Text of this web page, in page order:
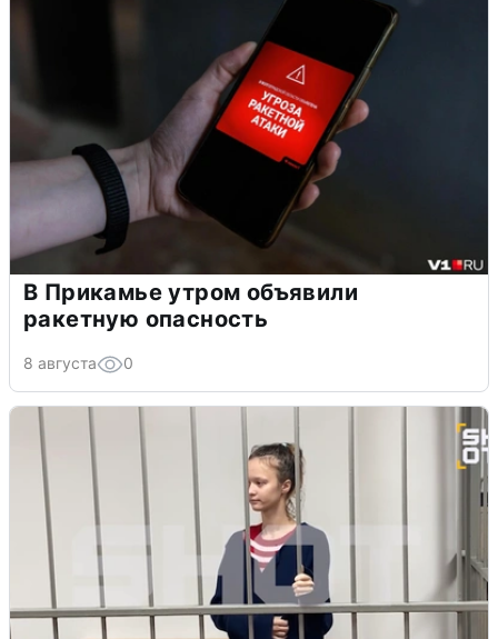
В Прикамье утром объявили
ракетную опасность
8 августа 0